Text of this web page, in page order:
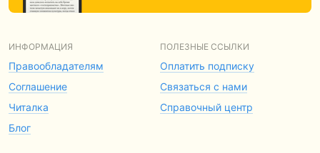
ИНФОРМАЦИЯ
Правообладателям
Соглашение
Читалка
Блог
ПОЛЕЗНЫЕ ССЫЛКИ
Оплатить подписку
Связаться с нами
Справочный центр